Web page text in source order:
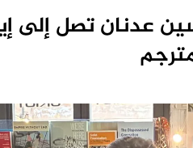
عدنان تصل إلى